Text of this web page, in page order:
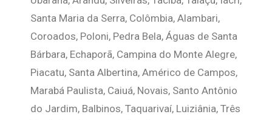
Santa Maria da Serra, Colômbia, Alambari,
Coroados, Poloni, Pedra Bela, Águas de Santa
Bárbara, Echaporã, Campina do Monte Alegre,
Piacatu, Santa Albertina, Américo de Campos,
Marabá Paulista, Caiuá, Novais, Santo Antônio
do Jardim, Balbinos, Taquarivaí, Luiziânia, Três